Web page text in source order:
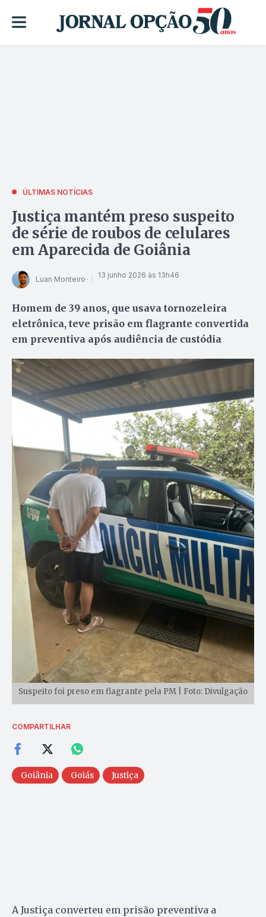
ÚLTIMAS NOTÍCIAS
Justiça mantém preso suspeito
de série de roubos de celulares
em Aparecida de Goiânia
Luan Monteiro 13 junho 2026 às 13h46
Homem de 39 anos, que usava tornozeleira
eletrônica, teve prisão em flagrante convertida
em preventiva após audiência de custódia
Suspeito foi preso em flagrante pela PM | Foto: Divulgação
COMPARTILHAR
Goiânia Goiás Justiça
A Justiça converteu em prisão preventiva a